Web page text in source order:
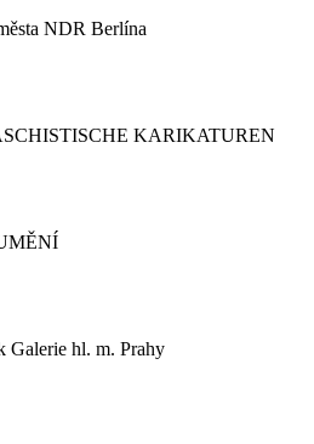
NDR Berlína
KARIKATUREN
hl. m. Prahy